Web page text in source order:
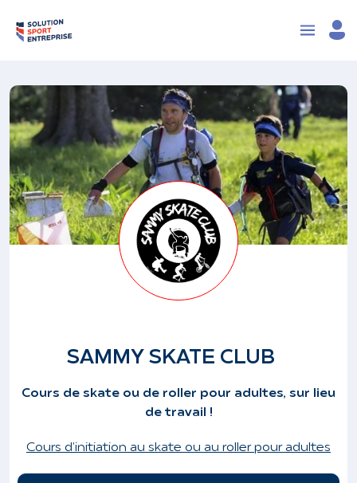
SAMMY SKATE CLUB
Cours de skate ou de roller pour adultes, sur lieu
de travail !
Cours d'initiation au skate ou au roller pour adultes